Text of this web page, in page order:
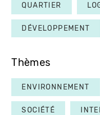
QUARTIER
DÉVELOPPEMENT
Thèmes
ENVIRONNEMENT
SOCIÉTÉ